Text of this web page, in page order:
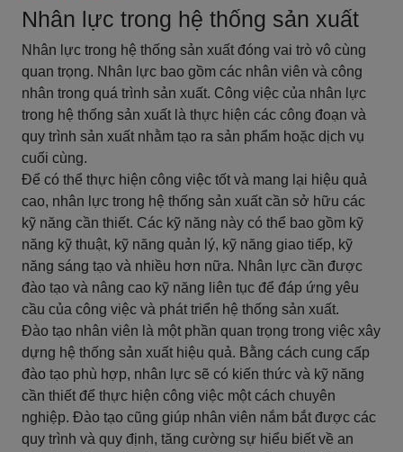
Nhân lực trong hệ thống sản xuất
Nhân lực trong hệ thống sản xuất đóng vai trò vô cùng
quan trọng. Nhân lực bao gồm các nhân viên và công
nhân trong quá trình sản xuất. Công việc của nhân lực
trong hệ thống sản xuất là thực hiện các công đoạn và
quy trình sản xuất nhằm tạo ra sản phẩm hoặc dịch vụ
cuối cùng.
Để có thể thực hiện công việc tốt và mang lại hiệu quả
cao, nhân lực trong hệ thống sản xuất cần sở hữu các
kỹ năng cần thiết. Các kỹ năng này có thể bao gồm kỹ
năng kỹ thuật, kỹ năng quản lý, kỹ năng giao tiếp, kỹ
năng sáng tạo và nhiều hơn nữa. Nhân lực cần được
đào tạo và nâng cao kỹ năng liên tục để đáp ứng yêu
cầu của công việc và phát triển hệ thống sản xuất.
Đào tạo nhân viên là một phần quan trọng trong việc xây
dựng hệ thống sản xuất hiệu quả. Bằng cách cung cấp
đào tạo phù hợp, nhân lực sẽ có kiến thức và kỹ năng
cần thiết để thực hiện công việc một cách chuyên
nghiệp. Đào tạo cũng giúp nhân viên nắm bắt được các
quy trình và quy định, tăng cường sự hiểu biết về an